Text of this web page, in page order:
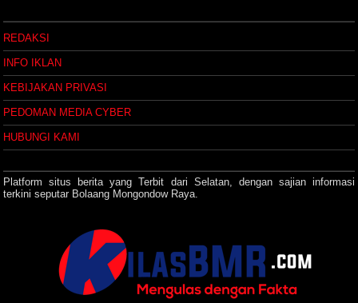
REDAKSI
INFO IKLAN
KEBIJAKAN PRIVASI
PEDOMAN MEDIA CYBER
HUBUNGI KAMI
Platform situs berita yang Terbit dari Selatan, dengan sajian informasi
terkini seputar Bolaang Mongondow Raya.